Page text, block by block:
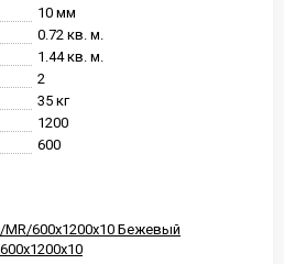
10 мм
0.72 кв. м.
1.44 кв. м.
2
35 кг
1200
600
MR/600x1200x10 Бежевый